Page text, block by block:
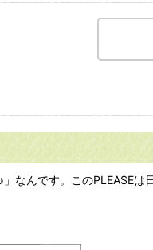
」なんです。この